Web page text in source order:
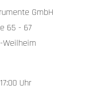
GmbH
65 - 67
Weilheim
Uhr